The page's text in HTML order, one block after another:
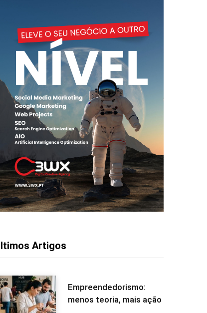
Artigos
Empreendedorismo:
menos teoria, mais ação